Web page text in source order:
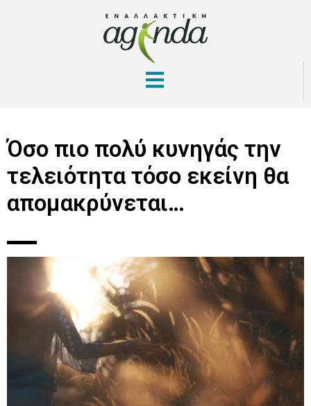
Όσο πιο πολύ κυνηγάς την
τελειότητα τόσο εκείνη θα
απομακρύνεται…